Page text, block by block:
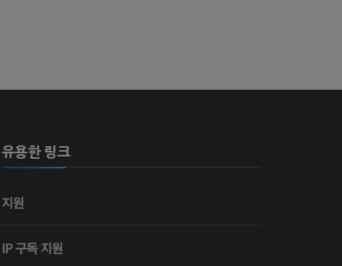
유용한 링크
지원
IP 구독 지원